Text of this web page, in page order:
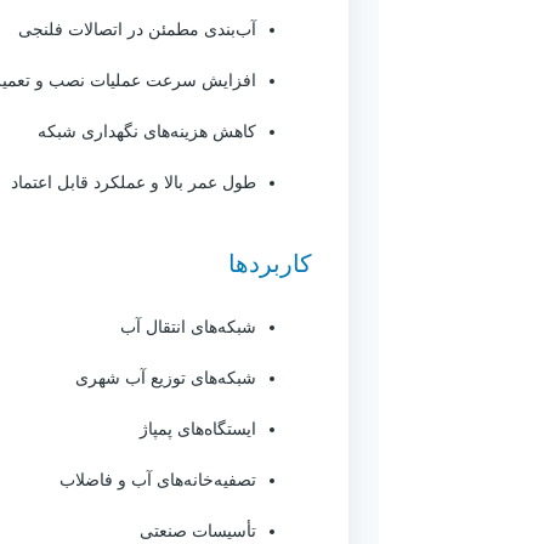
آب‌بندی مطمئن در اتصالات فلنجی
افزایش سرعت عملیات نصب و
کاهش هزینه‌های نگهداری شبکه
طول عمر بالا و عملکرد قابل اعتماد
کاربردها
شبکه‌های انتقال آب
شبکه‌های توزیع آب شهری
ایستگاه‌های پمپاژ
تصفیه‌خانه‌های آب و فاضلاب
تأسیسات صنعتی